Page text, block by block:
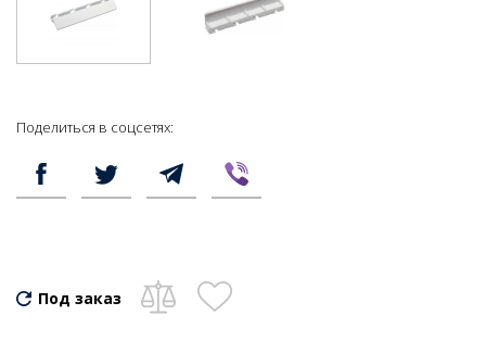
Поделиться в соцсетях:
Под заказ